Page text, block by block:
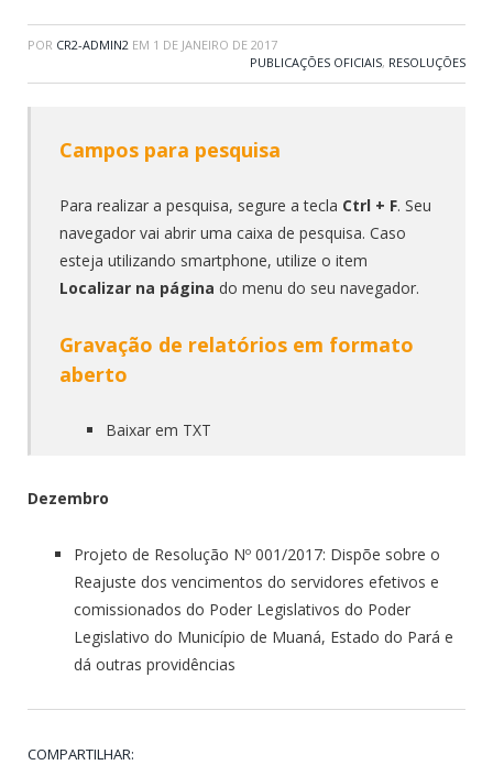
POR CR2-ADMIN2 EM 1 DE JANEIRO DE 2017
PUBLICAÇÕES OFICIAIS, RESOLUÇÕES
Campos para pesquisa
Para realizar a pesquisa, segure a tecla Ctrl + F. Seu
navegador vai abrir uma caixa de pesquisa. Caso
esteja utilizando smartphone, utilize o item
Localizar na página do menu do seu navegador.
Gravação de relatórios em formato
aberto
Baixar em TXT
Dezembro
Projeto de Resolução Nº 001/2017: Dispõe sobre o
Reajuste dos vencimentos do servidores efetivos e
comissionados do Poder Legislativos do Poder
Legislativo do Município de Muaná, Estado do Pará e
dá outras providências
COMPARTILHAR: